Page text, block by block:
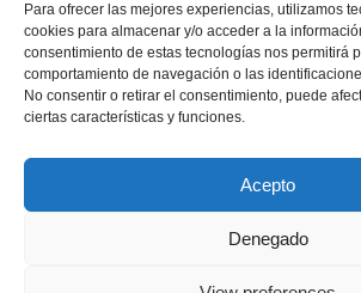
Para ofrecer las mejores experiencias, utilizamos
cookies para almacenar y/o acceder a la
consentimiento de estas tecnologías nos permitirá
comportamiento de navegación o las
No consentir o retirar el consentimiento, puede
ciertas características y funciones.
Acepto
Denegado
SIGUENOS EN